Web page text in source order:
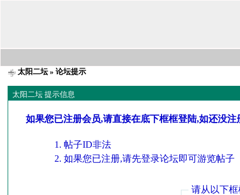
太阳二坛» 论坛提示
太阳二坛 提示信息
如果您已注册会员,请直接在底下框框登陆,如还没
帖子ID非法
如果您已注册,请先登录论坛即可游览帖子
请从以下